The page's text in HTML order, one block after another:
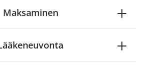
Maksaminen